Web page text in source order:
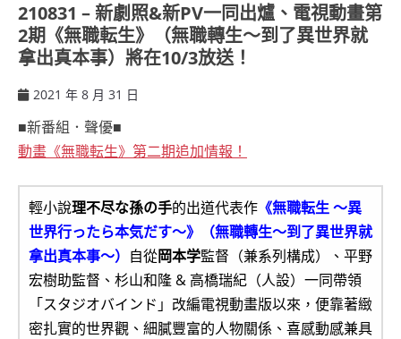
210831 – 新劇照&新PV一同出爐、電視動畫第
2期《無職転生》（無職轉生～到了異世界就
拿出真本事）將在10/3放送！
2021 年 8 月 31 日
■新番組．聲優■
動畫《無職転生》第二期追加情報！
輕小說理不尽な孫の手的出道代表作 《無職転生 〜異
世界行ったら本気だす〜》（無職轉生～到了異世界就
拿出真本事～） 自從岡本学監督（兼系列構成）、平野
宏樹助監督、杉山和隆 & 高橋瑞紀（人設）一同帶領
「スタジオバインド」改編電視動畫版以來，便靠著緻
密扎實的世界觀、細膩豐富的人物關係、喜感動感兼具